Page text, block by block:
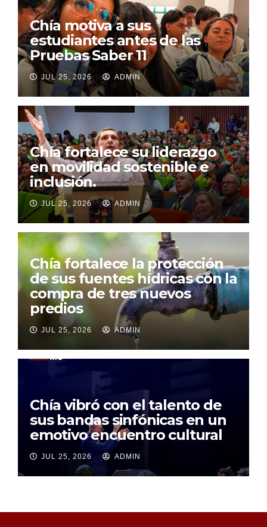
Chía motiva a sus
estudiantes antes de las
Pruebas Saber 11
JUL 25, 2026 ADMIN
Chía fortalece su liderazgo
en movilidad sostenible e
inclusión.
JUL 25, 2026 ADMIN
Chía fortalece la protección
de sus fuentes hídricas con la
compra de tres nuevos
predios
JUL 25, 2026 ADMIN
Chía vibró con el talento de
sus bandas sinfónicas en un
emotivo encuentro cultural
JUL 25, 2026 ADMIN